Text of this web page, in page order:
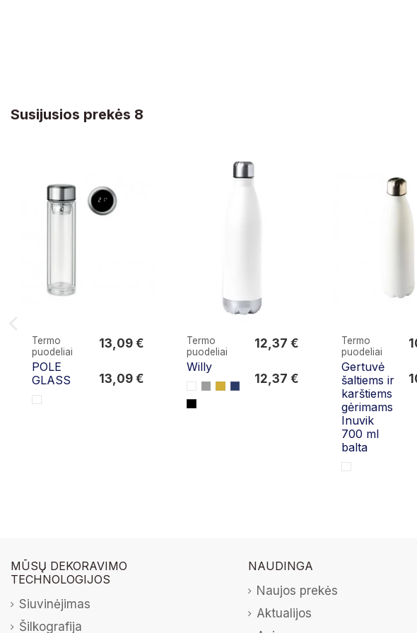
Susijusios prekės 8
Termo
puodeliai
POLE
GLASS
13,09 €
13,09 €
Termo
puodeliai
Willy
12,37 €
12,37 €
Termo
puodeliai
Gertuvė
šaltiems ir
karštiems
gėrimams
Inuvik
700 ml
balta
MŪSŲ DEKORAVIMO
TECHNOLOGIJOS
Siuvinėjimas
Šilkografija
NAUDINGA
Naujos prekės
Aktualijos